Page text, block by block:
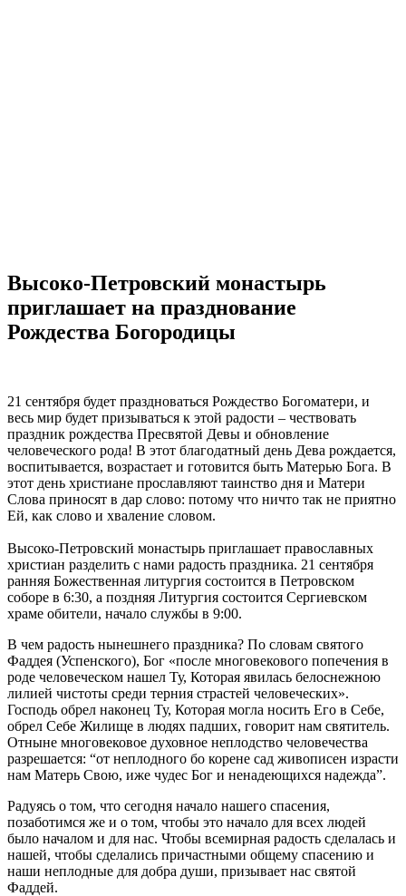
Высоко-Петровский монастырь
приглашает на празднование
Рождества Богородицы
21 сентября будет праздноваться Рождество Богоматери, и
весь мир будет призываться к этой радости – чествовать
праздник рождества Пресвятой Девы и обновление
человеческого рода! В этот благодатный день Дева рождается,
воспитывается, возрастает и готовится быть Матерью Бога. В
этот день христиане прославляют таинство дня и Матери
Слова приносят в дар слово: потому что ничто так не приятно
Ей, как слово и хваление словом.
Высоко-Петровский монастырь приглашает православных
христиан разделить с нами радость праздника. 21 сентября
ранняя Божественная литургия состоится в Петровском
соборе в 6:30, а поздняя Литургия состоится Сергиевском
храме обители, начало службы в 9:00.
В чем радость нынешнего праздника? По словам святого
Фаддея (Успенского), Бог «после многовекового попечения в
роде человеческом нашел Ту, Которая явилась белоснежною
лилией чистоты среди терния страстей человеческих».
Господь обрел наконец Ту, Которая могла носить Его в Себе,
обрел Себе Жилище в людях падших, говорит нам святитель.
Отныне многовековое духовное неплодство человечества
разрешается: “от неплодного бо корене сад живописен израсти
нам Матерь Свою, иже чудес Бог и ненадеющихся надежда”.
Радуясь о том, что сегодня начало нашего спасения,
позаботимся же и о том, чтобы это начало для всех людей
было началом и для нас. Чтобы всемирная радость сделалась и
нашей, чтобы сделались причастными общему спасению и
наши неплодные для добра души, призывает нас святой
Фаддей.